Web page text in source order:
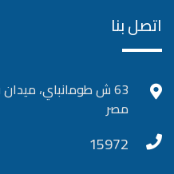
اتصل بنا
63 ش طومانباي،
مصر
15972